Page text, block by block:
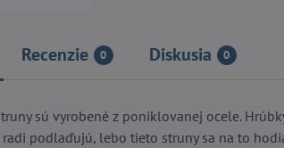
Recenzie 0 Diskusia 0
sú vyrobené z poniklovanej ocele.
podlaďujú, lebo tieto struny sa na to